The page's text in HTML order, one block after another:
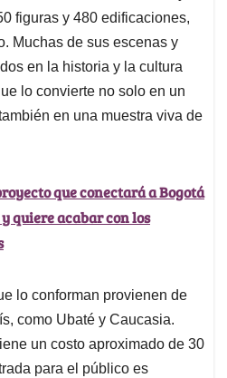
figuras y 480 edificaciones,
Muchas de sus escenas y
en la historia y la cultura
lo convierte no solo en un
en una muestra viva de
que conectará a Bogotá
quiere acabar con los
lo conforman provienen de
como Ubaté y Caucasia.
un costo aproximado de 30
para el público es